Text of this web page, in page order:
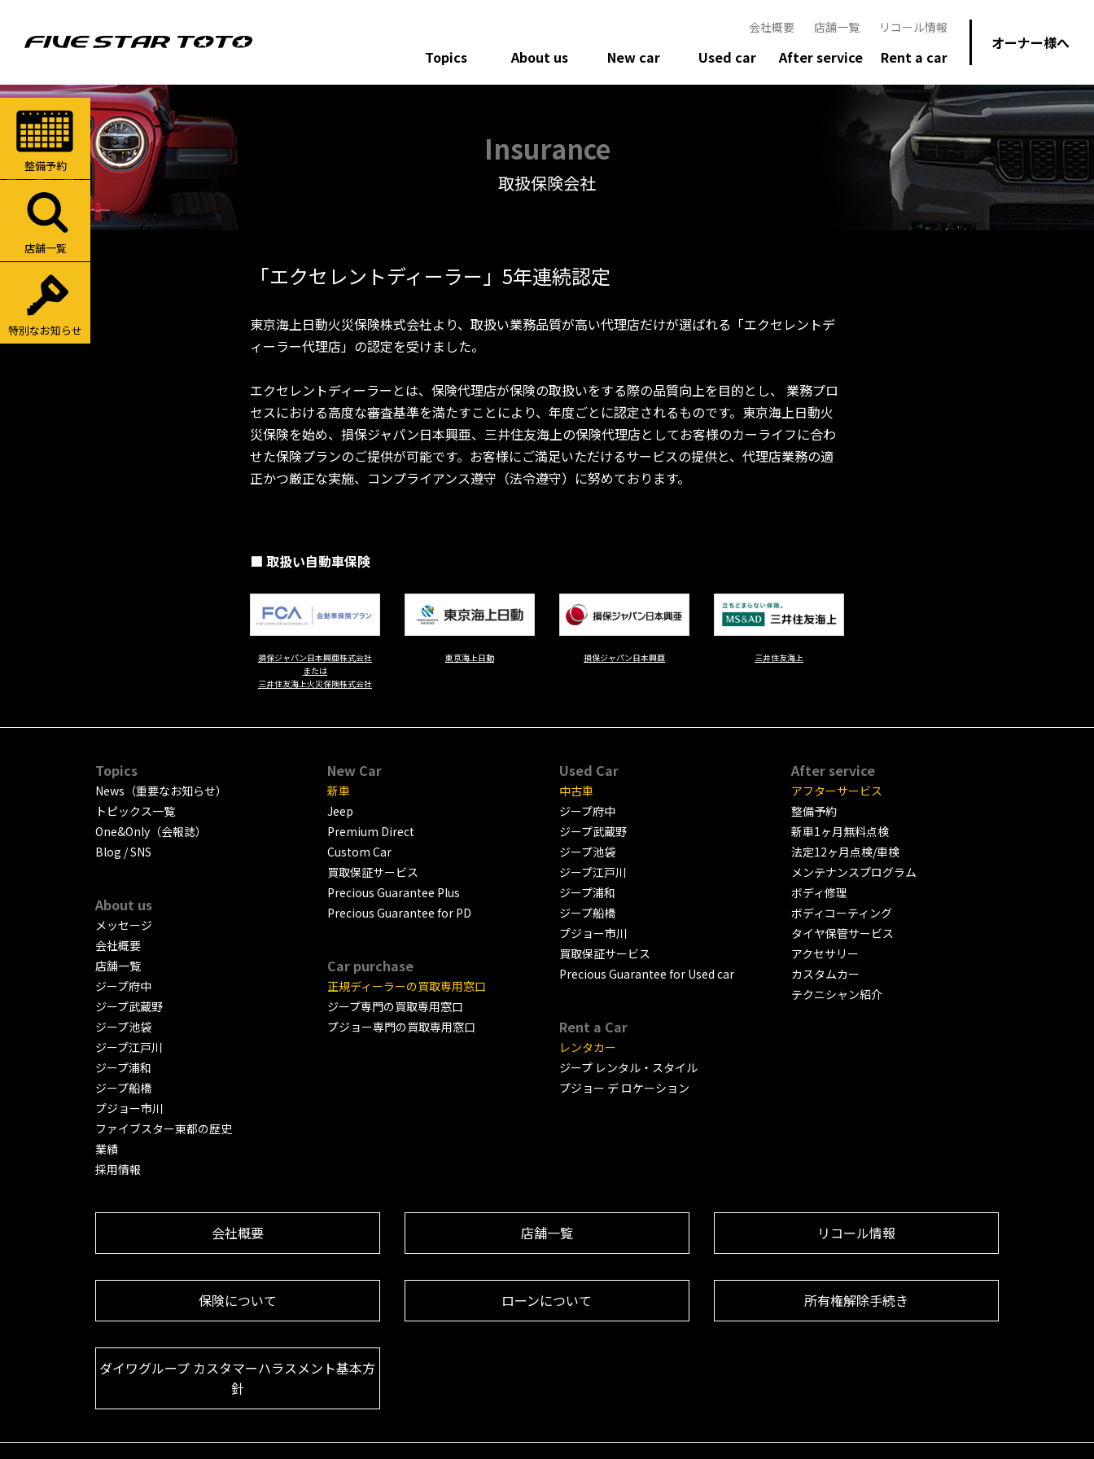
Topics About us New car Used car After service Rent a car
オーナー様へ
会社概要 店舗一覧 リコール情報
整備予約
店舗一覧
特別なお知らせ
Insurance
取扱保険会社
「エクセレントディーラー」5年連続認定
東京海上日動火災保険株式会社より、取扱い業務品質が高い代理店だけが選ばれる「エクセレントデ
ィーラー代理店」の認定を受けました。
エクセレントディーラーとは、保険代理店が保険の取扱いをする際の品質向上を目的とし、 業務プロ
セスにおける高度な審査基準を満たすことにより、年度ごとに認定されるものです。東京海上日動火
災保険を始め、損保ジャパン日本興亜、三井住友海上の保険代理店としてお客様のカーライフに合わ
せた保険プランのご提供が可能です。お客様にご満足いただけるサービスの提供と、代理店業務の適
正かつ厳正な実施、コンプライアンス遵守（法令遵守）に努めております。
■ 取扱い自動車保険
損保ジャパン日本興亜株式会社
または
三井住友海上火災保険株式会社
東京海上日動 損保ジャパン日本興亜 三井住友海上
Topics
News（重要なお知らせ）
トピックス一覧
One&Only（会報誌）
Blog / SNS
About us
メッセージ
会社概要
店舗一覧
ジープ府中
ジープ武蔵野
ジープ池袋
ジープ江戸川
ジープ浦和
ジープ船橋
プジョー市川
ファイブスター東都の歴史
業績
採用情報
New Car
新車
Jeep
Premium Direct
Custom Car
買取保証サービス
Precious Guarantee Plus
Precious Guarantee for PD
Car purchase
正規ディーラーの買取専用窓口
ジープ専門の買取専用窓口
プジョー専門の買取専用窓口
Used Car
中古車
ジープ府中
ジープ武蔵野
ジープ池袋
ジープ江戸川
ジープ浦和
ジープ船橋
プジョー市川
買取保証サービス
Precious Guarantee for Used car
Rent a Car
レンタカー
ジープ レンタル・スタイル
プジョー デ ロケーション
After service
アフターサービス
整備予約
新車1ヶ月無料点検
法定12ヶ月点検/車検
メンテナンスプログラム
ボディ修理
ボディコーティング
タイヤ保管サービス
アクセサリー
カスタムカー
テクニシャン紹介
会社概要 店舗一覧 リコール情報
保険について ローンについて 所有権解除手続き
ダイワグループ カスタマーハラスメント基本方
針